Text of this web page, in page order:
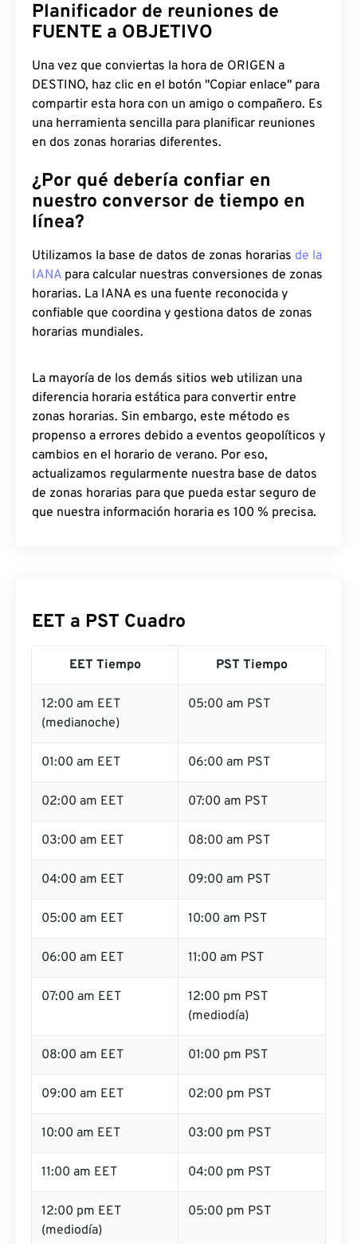
Planificador de reuniones de
FUENTE a OBJETIVO
Una vez que conviertas la hora de ORIGEN a
DESTINO, haz clic en el botón "Copiar enlace" para
compartir esta hora con un amigo o compañero. Es
una herramienta sencilla para planificar reuniones
en dos zonas horarias diferentes.
¿Por qué debería confiar en
nuestro conversor de tiempo en
línea?
Utilizamos la base de datos de zonas horarias de la
IANA para calcular nuestras conversiones de zonas
horarias. La IANA es una fuente reconocida y
confiable que coordina y gestiona datos de zonas
horarias mundiales.
La mayoría de los demás sitios web utilizan una
diferencia horaria estática para convertir entre
zonas horarias. Sin embargo, este método es
propenso a errores debido a eventos geopolíticos y
cambios en el horario de verano. Por eso,
actualizamos regularmente nuestra base de datos
de zonas horarias para que pueda estar seguro de
que nuestra información horaria es 100 % precisa.
EET a PST Cuadro
EET Tiempo PST Tiempo
12:00 am EET
(medianoche)
05:00 am PST
01:00 am EET 06:00 am PST
02:00 am EET 07:00 am PST
03:00 am EET 08:00 am PST
04:00 am EET 09:00 am PST
05:00 am EET 10:00 am PST
06:00 am EET 11:00 am PST
07:00 am EET
12:00 pm PST
(mediodía)
08:00 am EET 01:00 pm PST
09:00 am EET 02:00 pm PST
10:00 am EET 03:00 pm PST
11:00 am EET 04:00 pm PST
12:00 pm EET
(mediodía)
05:00 pm PST